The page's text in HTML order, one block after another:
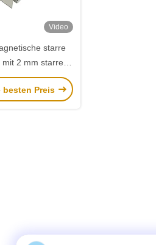
Video
starre
2 mm starrem
Flip-
individuellen
besten Preis